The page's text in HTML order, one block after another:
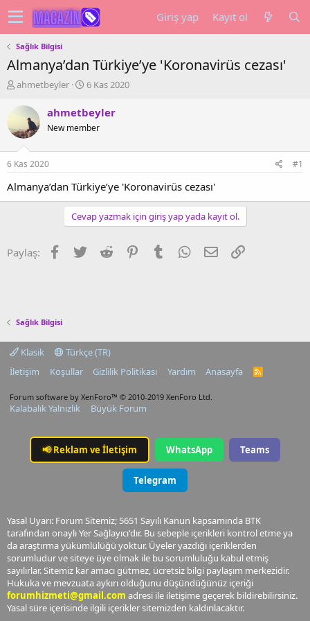
Giriş yap Kayıt ol
Sağlık Bilgisi
Almanya’dan Türkiye’ye 'Koronavirüs cezası'
K
n
y
b
a
ş
ahmetbeyler
B
ş
l
a
ç
a
r
h
6 Kas 2020
ahmetbeyler
New member
6 Kas 2020 #1
Almanya’dan Türkiye’ye 'Koronavirüs cezası'
Cevap yazmak için giriş yap yada kayıt ol.
Paylaş: Facebook
TwitterReddit PinterestTumblrWhatsApp
E-postaLink
Sağlık Bilgisi
Klasik
Türkçe (TR)
İletişim
Koşullar Gizlilik Politikası Yardım Anasayfa
R
Forum software by XenForo™ © 2010-2019 XenForo Ltd.
Kalabalık Yalnızlık Büyük Forum
📢Reklam ve İletişim WhatsApp Teams
Telegram
Yasal Uyarı: Forum Sitemiz; 5651 Sayılı Kanun kapsamında BTK
tarafından onaylı Yer Sağlayıcı'dır. Bu sebeple içerikleri kontrol etme ya
da araştırma yükümlülüğü yoktur. Üyeler yazdığı içeriklerden
sorumludur ve siteye üye olmak ile bu sorumluluğu kabul etmiş
sayılırlar. Sitemiz kar amacı gütmez, ücretsiz bilgi paylaşım merkezidir.
Hukuka ve mevzuata aykırı olduğunu düşündüğünüz içeriği
forumhizmeti@gmail.com adresi ile iletişime geçerek bildirebilirsiniz.
Yasal süre içerisinde ilgili içerikler sitemizden kaldırılacaktır.